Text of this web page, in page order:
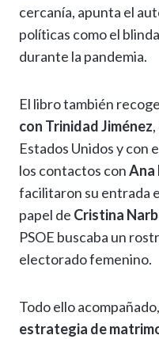
cercanía, apunta el
políticas como el
durante la pandemia.
El libro también
con Trinidad Jiménez
Estados Unidos y con
los contactos conAna
facilitaron su entrada
papel de Cristina
PSOE buscaba un
electorado femenino.
Todo ello
estrategia de